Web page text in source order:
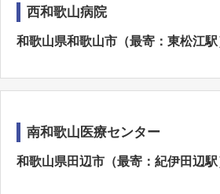
西和歌山病院
和歌山県和歌山市（最寄：東松江
南和歌山医療センター
和歌山県田辺市（最寄：紀伊田辺